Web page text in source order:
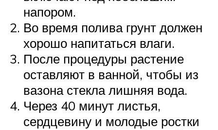
напором.
Во время полива грунт должен
хорошо напитаться влаги.
После процедуры растение
оставляют в ванной, чтобы из
вазона стекла лишняя вода.
Через 40 минут листья,
сердцевину и молодые ростки